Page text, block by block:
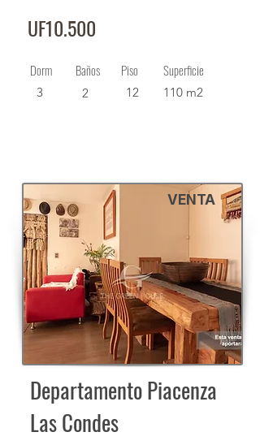
UF10.500
Dorm
3
Baños
2
Piso
12
Superficie
110 m2
VENTA
Departamento Piacenza
Las Condes